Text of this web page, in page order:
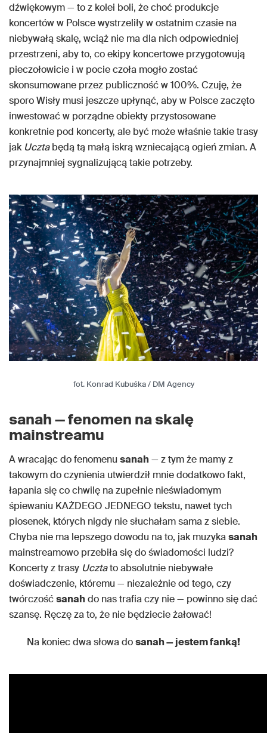
dźwiękowym — to z kolei boli, że choć produkcje
koncertów w Polsce wystrzeliły w ostatnim czasie na
niebywałą skalę, wciąż nie ma dla nich odpowiedniej
przestrzeni, aby to, co ekipy koncertowe przygotowują
pieczołowicie i w pocie czoła mogło zostać
skonsumowane przez publiczność w 100%. Czuję, że
sporo Wisły musi jeszcze upłynąć, aby w Polsce zaczęto
inwestować w porządne obiekty przystosowane
konkretnie pod koncerty, ale być może właśnie takie trasy
jak Ucztabędą tą małą iskrą wzniecającą ogień zmian. A
przynajmniej sygnalizującą takie potrzeby.
fot. Konrad Kubuśka / DM Agency
sanah — fenomen na skalę
mainstreamu
A wracając do fenomenu sanah— z tym że mamy z
takowym do czynienia utwierdził mnie dodatkowo fakt,
łapania się co chwilę na zupełnie nieświadomym
śpiewaniu KAŻDEGO JEDNEGO tekstu, nawet tych
piosenek, których nigdy nie słuchałam sama z siebie.
Chyba nie ma lepszego dowodu na to, jak muzykasanah
mainstreamowo przebiła się do świadomości ludzi?
Koncerty z trasy Ucztato absolutnie niebywałe
doświadczenie, któremu — niezależnie od tego, czy
twórczośćsanahdo nas trafia czy nie — powinno się dać
szansę. Ręczę za to, że nie będziecie żałować!
Na koniec dwa słowa dosanah — jestem fanką!